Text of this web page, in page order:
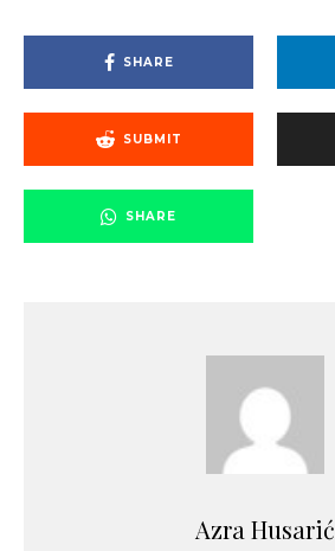
SHARE
SUBMIT
SHARE
Azra Husarić